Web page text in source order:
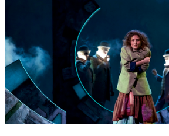
G
E
R
O
S
T